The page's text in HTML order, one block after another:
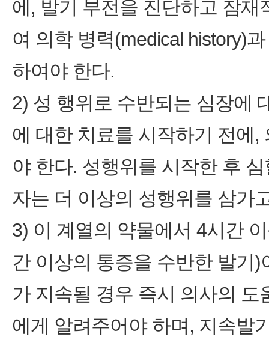
에, 발기 부전을 진단하고 잠
여 의학 병력(medical history)
하여야 한다.
2) 성 행위로 수반되는 심장에
에 대한 치료를 시작하기 전에
야 한다. 성행위를 시작한 후
자는 더 이상의 성행위를 삼가
3) 이 계열의 약물에서 4시간
간 이상의 통증을 수반한 발기
가 지속될 경우 즉시 의사의 도
에게 알려주어야 하며, 지속발